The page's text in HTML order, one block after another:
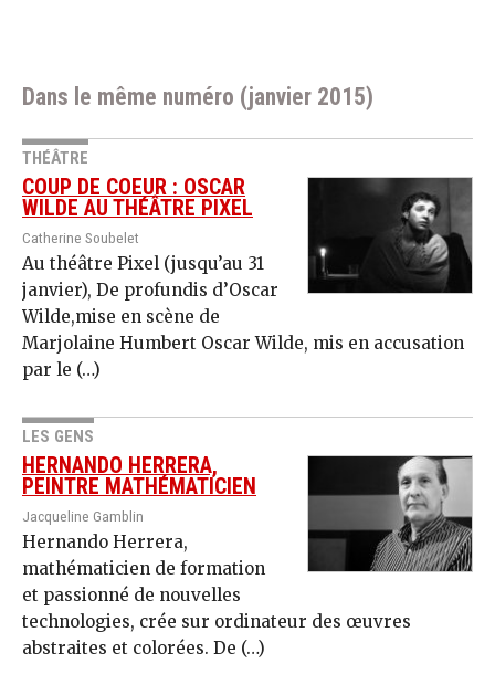
Dans le même numéro (janvier 2015)
THÉÂTRE
COUP DE COEUR : OSCAR
WILDE AU THÉÂTRE PIXEL
Catherine Soubelet
Au théâtre Pixel (jusqu’au 31
janvier), De profundis d’Oscar
Wilde,mise en scène de
Marjolaine Humbert Oscar Wilde, mis en accusation
par le (…)
LES GENS
HERNANDO HERRERA,
PEINTRE MATHÉMATICIEN
Jacqueline Gamblin
Hernando Herrera,
mathématicien de formation
et passionné de nouvelles
technologies, crée sur ordinateur des œuvres
abstraites et colorées. De (…)